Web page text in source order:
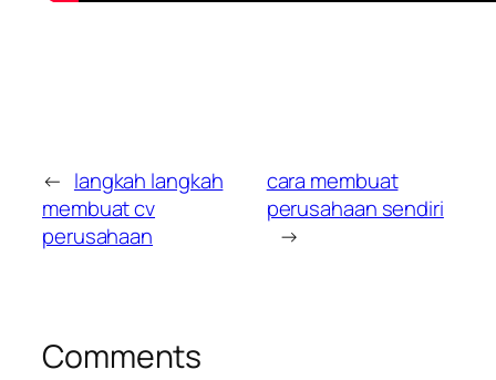
← langkah langkah
membuat cv
perusahaan
cara membuat
perusahaan sendiri
→
Comments